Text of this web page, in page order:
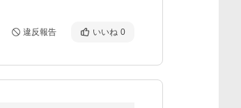
違反報告 いいね 0